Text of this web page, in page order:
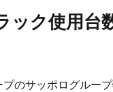
のサッポログルー